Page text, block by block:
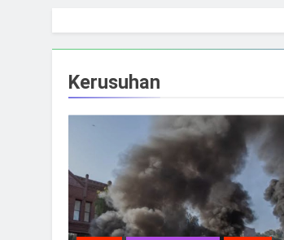
Kerusuhan